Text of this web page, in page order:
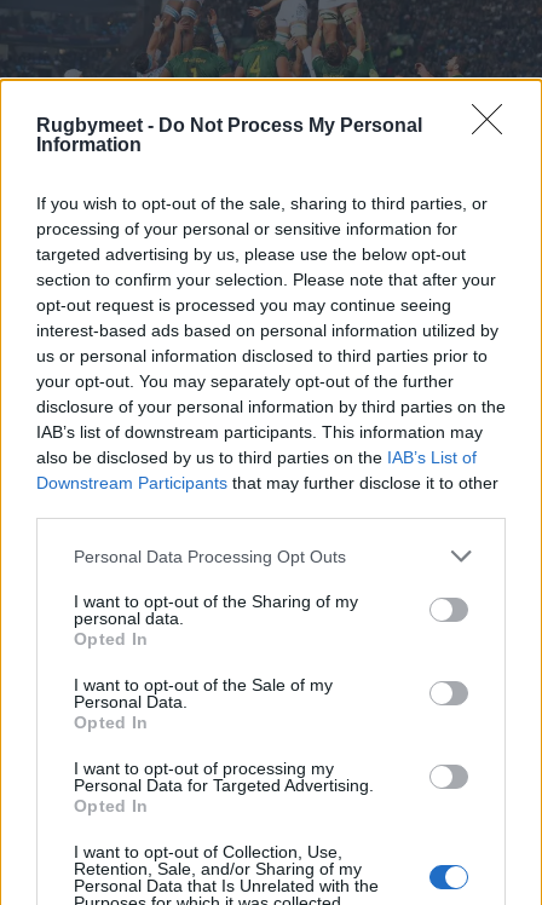
Rugbymeet - Do Not Process My Personal
Information
If you wish to opt-out of the sale, sharing to third parties, or
processing of your personal or sensitive information for
targeted advertising by us, please use the below opt-out
section to confirm your selection. Please note that after your
opt-out request is processed you may continue seeing
interest-based ads based on personal information utilized by
us or personal information disclosed to third parties prior to
your opt-out. You may separately opt-out of the further
disclosure of your personal information by third parties on the
IAB’s list of downstream participants. This information may
also be disclosed by us to third parties on the IAB’s List of
Downstream Participants that may further disclose it to other
Personal Data Processing Opt Outs
I want to opt-out of the Sharing of my
personal data.
Opted In
I want to opt-out of the Sale of my
Personal Data.
Opted In
I want to opt-out of processing my
Personal Data for Targeted Advertising.
Opted In
I want to opt-out of Collection, Use,
Retention, Sale, and/or Sharing of my
Personal Data that Is Unrelated with the